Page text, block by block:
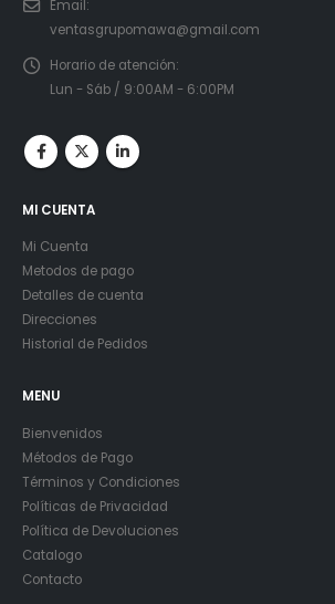
Email:
ventasgrupomawa@gmail.com
Horario de atención:
Lun - Sáb / 9:00AM - 6:00PM
MI CUENTA
Mi Cuenta
Metodos de pago
Detalles de cuenta
Direcciones
Historial de Pedidos
MENU
Bienvenidos
Métodos de Pago
Términos y Condiciones
Políticas de Privacidad
Política de Devoluciones
Catalogo
Contacto